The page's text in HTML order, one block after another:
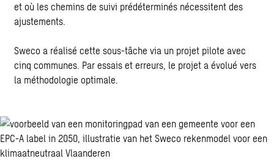
et où les chemins de suivi prédéterminés nécessitent des
ajustements.
Sweco a réalisé cette sous-tâche via un projet pilote avec
cinq communes. Par essais et erreurs, le projet a évolué vers
la méthodologie optimale.